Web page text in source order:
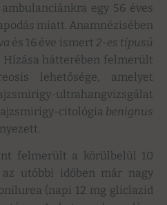
egy 56 éves
miatt. Anamnézisében
és 16 éve ismert 2-es típusú
Hízása hátterében felmerült
lehetősége, amelyet
ultrahangvizsgálat
citológia benignus
felmerült a körülbelül 10
az utóbbi időben már nagy
(napi 12 mg gliclazid